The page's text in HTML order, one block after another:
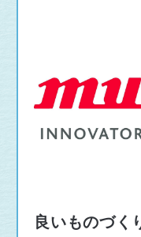
良いものづく